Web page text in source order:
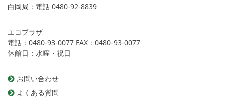
白岡局： 電話 0480-92-8839
エコプラザ
電話：0480-93-0077 FAX：0480-93-0077
休館日：水曜・祝日
お問い合わせ
よくある質問